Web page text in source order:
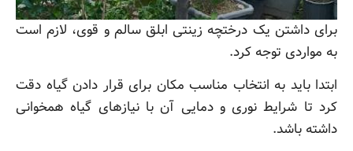
برای داشتن یک درختچه زینتی ابلق سالم و قوی، لازم است
به مواردی توجه کرد.
ابتدا باید به انتخاب مناسب مکان برای قرار دادن گیاه دقت
کرد تا شرایط نوری و دمایی آن با نیازهای گیاه همخوانی
داشته باشد.